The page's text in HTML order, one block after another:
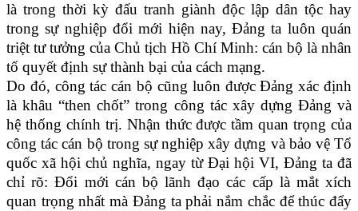
là trong thời kỳ đấu tranh giành độc lập dân tộc hay
trong sự nghiệp đổi mới hiện nay, Đảng ta luôn quán
triệt tư tưởng của Chủ tịch Hồ Chí Minh: cán bộ là nhân
tố quyết định sự thành bại của cách mạng.
Do đó, công tác cán bộ cũng luôn được Đảng xác định
là khâu “then chốt” trong công tác xây dựng Đảng và
hệ thống chính trị. Nhận thức được tầm quan trọng của
công tác cán bộ trong sự nghiệp xây dựng và bảo vệ Tổ
quốc xã hội chủ nghĩa, ngay từ Đại hội VI, Đảng ta đã
chỉ rõ: Đổi mới cán bộ lãnh đạo các cấp là mắt xích
quan trọng nhất mà Đảng ta phải nắm chắc để thúc đẩy